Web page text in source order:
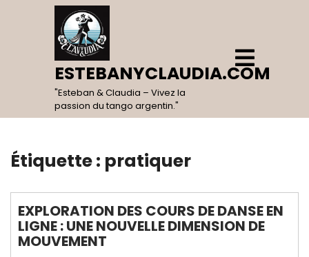
ESTEBANYCLAUDIA.COM
"Esteban & Claudia – Vivez la
passion du tango argentin."
Open
Menu
Étiquette : pratiquer
EXPLORATION DES COURS DE DANSE EN
LIGNE : UNE NOUVELLE DIMENSION DE
MOUVEMENT